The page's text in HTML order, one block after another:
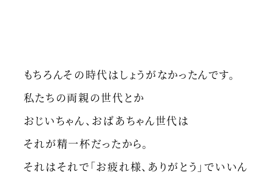
もちろんその時代はしょうがなかったんです。
私たちの両親の世代とか
おじいちゃん、おばあちゃん世代は
それが精一杯だったから。
それはそれで「お疲れ様、ありがとう」でいいん